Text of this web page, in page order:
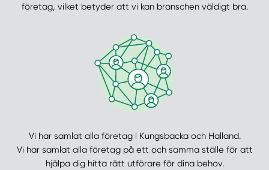
företag, vilket betyder att vi kan branschen väldigt bra.
Vi har samlat alla företag i Kungsbacka och Halland.
Vi har samlat alla företag på ett och samma ställe för att
hjälpa dig hitta rätt utförare för dina behov.